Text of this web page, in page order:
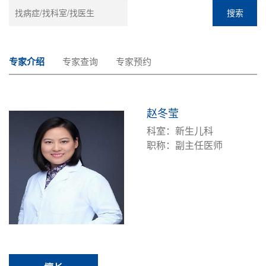
搜索
专家介绍 专家查询 专家预约
赵冬莹
科室：新生儿科
职称：副主任医师